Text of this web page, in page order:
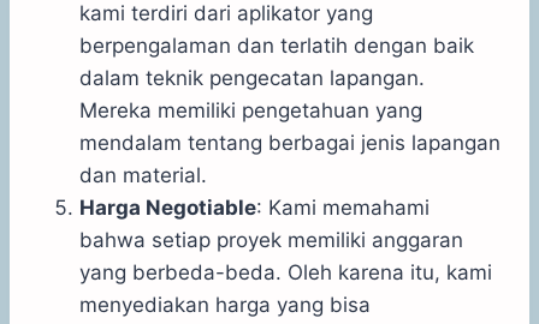
kami terdiri dari aplikator yang
berpengalaman dan terlatih dengan baik
dalam teknik pengecatan lapangan.
Mereka memiliki pengetahuan yang
mendalam tentang berbagai jenis lapangan
dan material.
Harga Negotiable: Kami memahami
bahwa setiap proyek memiliki anggaran
yang berbeda-beda. Oleh karena itu, kami
menyediakan harga yang bisa